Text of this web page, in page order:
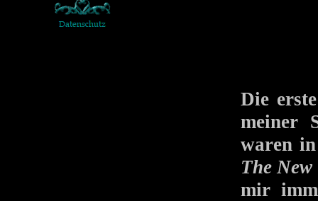
Die
meiner
waren
The
mir